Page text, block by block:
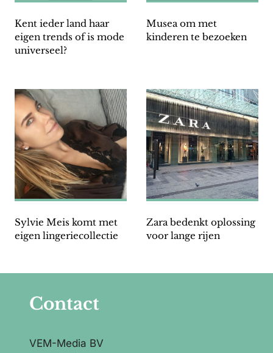
Kent ieder land haar
eigen trends of is mode
universeel?
Musea om met
kinderen te bezoeken
Sylvie Meis komt met
eigen lingeriecollectie
Zara bedenkt oplossing
voor lange rijen
Contact
VEM-Media BV